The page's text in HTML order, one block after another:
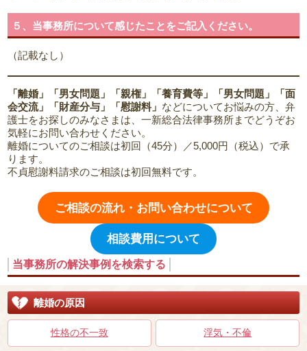
５、当事務所について感じたことをご記入ください。
（記載なし）
「離婚」「男女問題」「親権」「養育費等」「男女問題」「面
会交流」「財産分与」「慰謝料」 などについてお悩みの方、弁
護士をお探しのみなさまは、一新総合法律事務所までどうぞお
気軽にお問い合わせください。
離婚についてのご相談は初回（45分）／5,000円（税込）で承
ります。
不貞慰謝料請求のご相談は初回無料です。
ご相談の流れ・お問い合わせについて
相談費用について
当事務所の解決事例を検索する
離婚の原因
性格の不一致 浮気・不倫